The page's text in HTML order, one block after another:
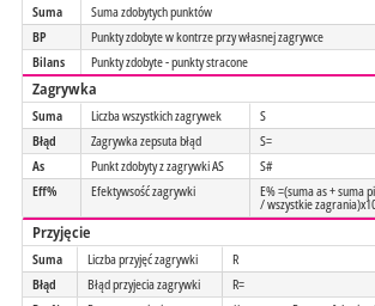
Suma
Suma zdobytych punktów
BP
Punkty zdobyte w kontrze przy własnej zagrywce
Bilans
Punkty zdobyte - punkty stracone
Zagrywka
Suma Liczba wszystkich zagrywek
S
Błąd
Zagrywka zepsuta błąd
S=
As
Punkt zdobyty z zagrywki AS
S#
Eff%
Efektywsość zagrywki E% =(suma as + suma
/ wszystkie
Przyjęcie
Suma Liczba przyjęć zagrywki
R
Błąd
Błąd przyjecia zagrywki
R=